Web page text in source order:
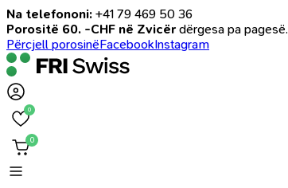
Na telefononi: +41 79 469 50 36
Porositë 60. -CHF në Zvicër dërgesa pa pagesë.
Përcjell porosinëFacebookInstagram
0
0